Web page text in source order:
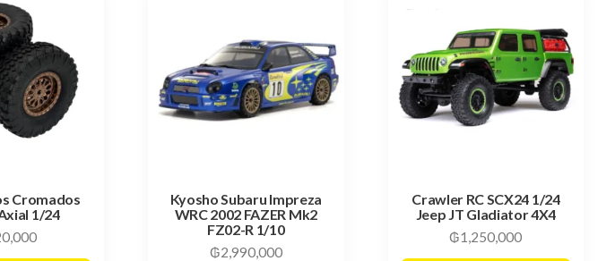
Cromados
1/24
Kyosho Subaru Impreza
WRC 2002 FAZER Mk2
FZ02-R 1/10
₲2,990,000
Crawler RC SCX24 1/24
Jeep JT Gladiator 4X4
₲1,250,000